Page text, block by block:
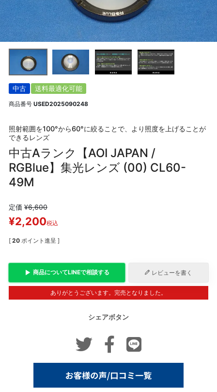
中古 送料最適化可能
商品番号 USED2025090248
照射範囲を100°から60°に絞ることで、より照度を上げることが
できるレンズ
中古Aランク【AOI JAPAN /
RGBlue】集光レンズ (00) CL60-
49M
定価 ¥6,600
¥2,200税込
[ 20 ポイント進呈 ]
商品についてLINEで相談する レビューを書く
ありがとうございます。完売となりました。
シェアボタン